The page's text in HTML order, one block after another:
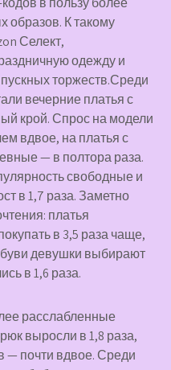
образов. К такому
Селект,
одежду и
торжеств.Среди
вечерние платья с
крой. Спрос на модели
вдвое, на платья с
— в полтора раза.
свободные и
в 1,7 раза. Заметно
платья
в 3,5 раза чаще,
девушки выбирают
в 1,6 раза.
расслабленные
выросли в 1,8 раза,
— почти вдвое. Среди